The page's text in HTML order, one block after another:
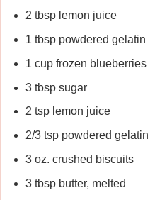
2 tbsp lemon juice
1 tbsp powdered gelatin
1 cup frozen blueberries
3 tbsp sugar
2 tsp lemon juice
2/3 tsp powdered gelatin
3 oz. crushed biscuits
3 tbsp butter, melted